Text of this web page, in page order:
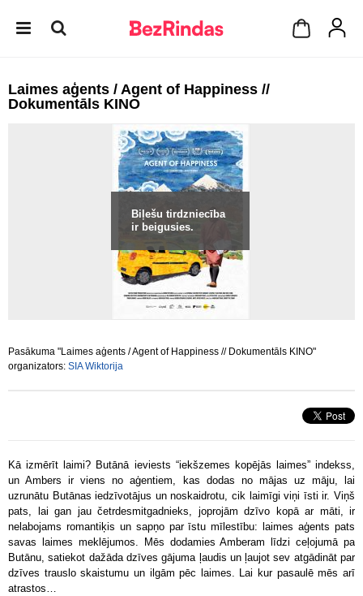
Laimes aģents / Agent of Happiness //
Dokumentāls KINO
Biļešu tirdzniecība
ir beigusies.
Pasākuma "Laimes aģents / Agent of Happiness // Dokumentāls KINO"
organizators: SIA Wiktorija
Kā izmērīt laimi? Butānā ieviests “iekšzemes kopējās laimes” indekss,
un Ambers ir viens no aģentiem, kas dodas no mājas uz māju, lai
uzrunātu Butānas iedzīvotājus un noskaidrotu, cik laimīgi viņi īsti ir. Viņš
pats, lai gan jau četrdesmitgadnieks, joprojām dzīvo kopā ar māti, ir
nelabojams romantiķis un sapņo par īstu mīlestību: laimes aģents pats
savas laimes meklējumos. Mēs dodamies Amberam līdzi ceļojumā pa
Butānu, satiekot dažāda dzīves gājuma ļaudis un ļaujot sev atgādināt par
dzīves trauslo skaistumu un ilgām pēc laimes. Lai kur pasaulē mēs arī
atrastos…